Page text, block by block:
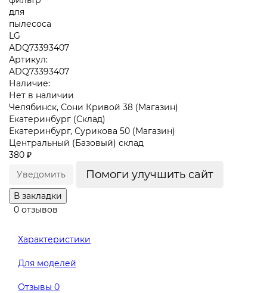
Артикул:
ADQ73393407
Наличие:
Нет в наличии
Челябинск, Сони Кривой 38 (Магазин)
Екатеринбург (Склад)
Екатеринбург, Сурикова 50 (Магазин)
Центральный (Базовый) склад
380 ₽
Уведомить
Помоги улучшить сайт
В закладки
0 отзывов
Характеристики
Для моделей
Отзывы 0